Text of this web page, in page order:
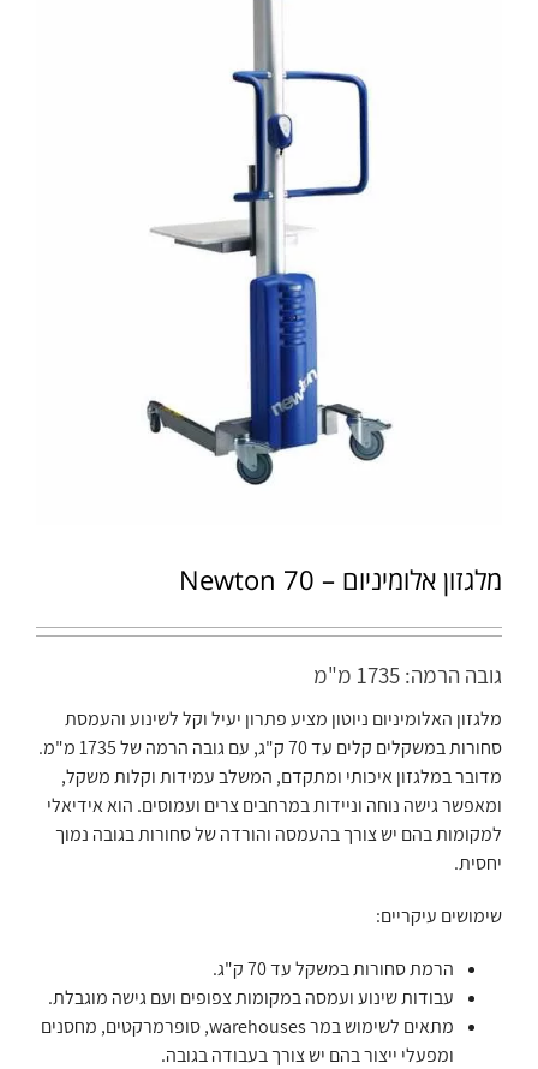
מלגזון אלומיניום – Newton 70
גובה הרמה: 1735 מ"מ
מלגזון האלומיניום ניוטון מציע פתרון יעיל וקל לשינוע והעמסת
סחורות במשקלים קלים עד 70 ק"ג, עם גובה הרמה של 1735 מ"מ.
מדובר במלגזון איכותי ומתקדם, המשלב עמידות וקלות משקל,
ומאפשר גישה נוחה וניידות במרחבים צרים ועמוסים. הוא אידיאלי
למקומות בהם יש צורך בהעמסה והורדה של סחורות בגובה נמוך
יחסית.
שימושים עיקריים:
הרמת סחורות במשקל עד 70 ק"ג.
עבודות שינוע ועמסה במקומות צפופים ועם גישה מוגבלת.
מתאים לשימוש במר warehouses, סופרמרקטים, מחסנים
ומפעלי ייצור בהם יש צורך בעבודה בגובה.